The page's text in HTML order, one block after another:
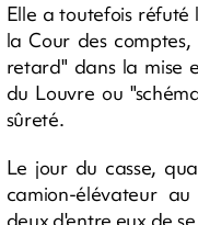
Elle a toutefois
la Cour des
retard" dans la mise
du Louvre ou
sûreté.
Le jour du casse,
camion-élévateur